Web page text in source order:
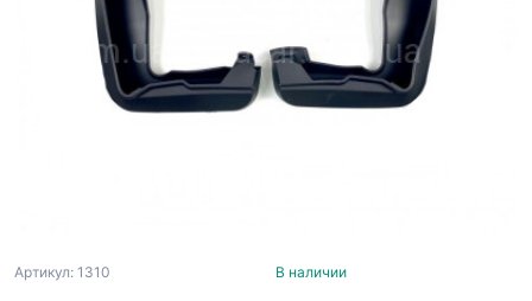
Артикул: 1310 В наличии